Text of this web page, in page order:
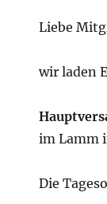
Liebe
wir laden
im Lamm
Die